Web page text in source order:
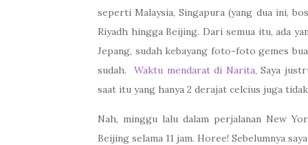
seperti Malaysia, Singapura (yang dua ini,
Riyadh hingga Beijing. Dari semua itu, ada
Jepang, sudah kebayang foto-foto gemes
sudah.
Waktu mendarat di Narita, Saya
saat itu yang hanya 2 derajat celcius juga
Nah, minggu lalu dalam perjalanan New
Beijing selama 11 jam. Horee! Sebelumnya